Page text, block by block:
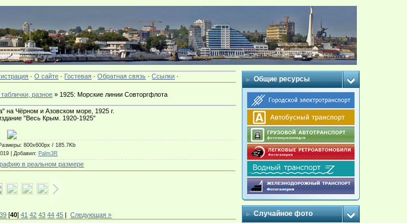
·О сайте · Гостевая ·Обратная связь ·Ссылки ·
разное » 1925: Морские линии Совторгфлота
на Чёрном и Азовском море, 1925 г.
"Весь Крым. 1920-1925"
: 800x600px / 185.7Kb
| Добавил: Palm3R
в реальном размере
39 [40]41 42 43 44 45 |Следующая »
Общие ресурсы
Случайное фото